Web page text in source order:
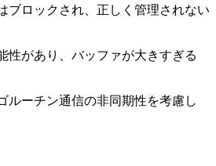
ブロックされ、正しく管理されない
性があり、バッファが大きすぎる
ルーチン通信の非同期性を考慮し